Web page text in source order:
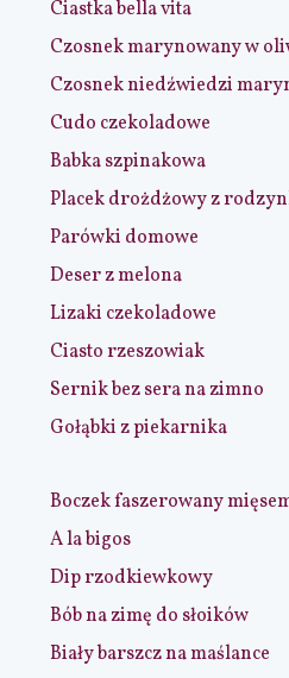
Ciastka bella vita
Czosnek marynowany w
Czosnek niedźwiedzi
Cudo czekoladowe
Babka szpinakowa
Placek drożdżowy z
Parówki domowe
Deser z melona
Lizaki czekoladowe
Ciasto rzeszowiak
Sernik bez sera na zimno
Gołąbki z piekarnika
Boczek faszerowany
A la bigos
Dip rzodkiewkowy
Bób na zimę do słoików
Biały barszcz na maślance